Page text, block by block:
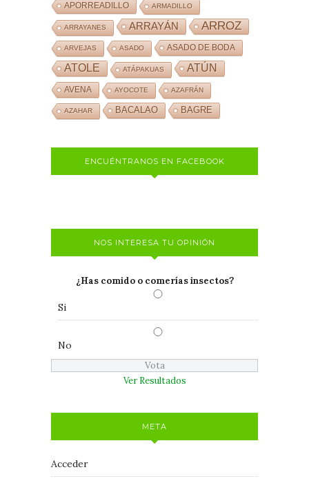
APORREADILLO ARMADILLO
ARRAYANES ARRAYÁN ARROZ
ARVEJAS ASADO ASADO DE BODA
ATOLE ATÁPAKUAS ATÚN
AVENA AYOCOTE AZAFRÁN
AZAHAR BACALAO BAGRE
ENCUÉNTRANOS EN FACEBOOK
NOS INTERESA TU OPINIÓN
¿Has comido o comerías insectos?
Si
No
Ver Resultados
META
Acceder